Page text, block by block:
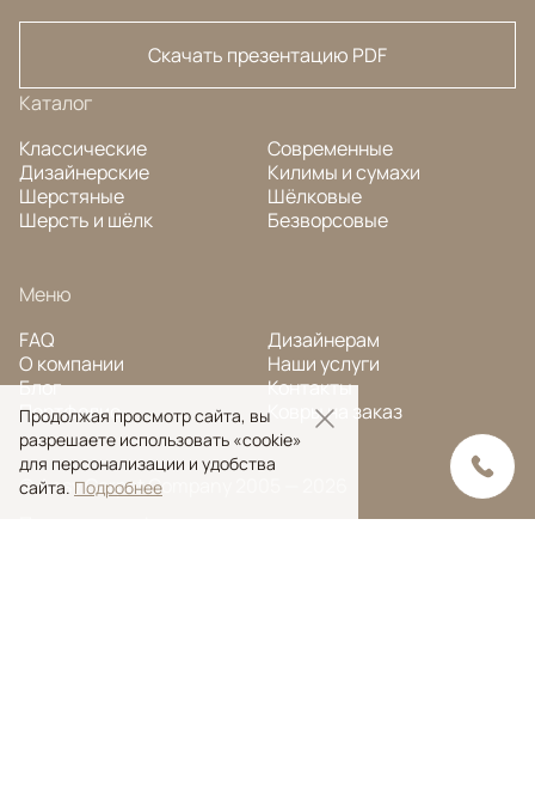
Скачать презентацию PDF
Каталог
Классические
Дизайнерские
Шерстяные
Шерсть и шёлк
Современные
Килимы и сумахи
Шёлковые
Безворсовые
Меню
FAQ
О компании
Блог
Портфолио
Дизайнерам
Наши услуги
Контакты
Ковры на заказ
© Ansy Carpet Company 2005 — 2026
Продолжая просмотр сайта, вы
разрешаете использовать «cookie»
для персонализации и удобства
сайта. Подробнее